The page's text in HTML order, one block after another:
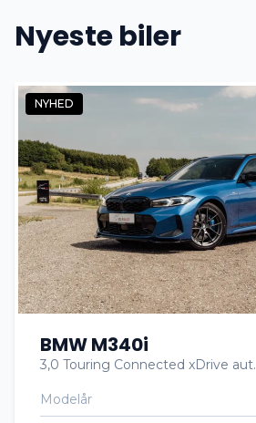
Dual zone klimaanlæg
El-indstillelige forsæder
El-ruder
Fartpilot
Fjernbetjent centrallås
Højdejusterbare forsæder
Infocenter
Nyeste biler
NYHED
BMW M340i
3,0 Touring Connected xDrive aut.
Modelår